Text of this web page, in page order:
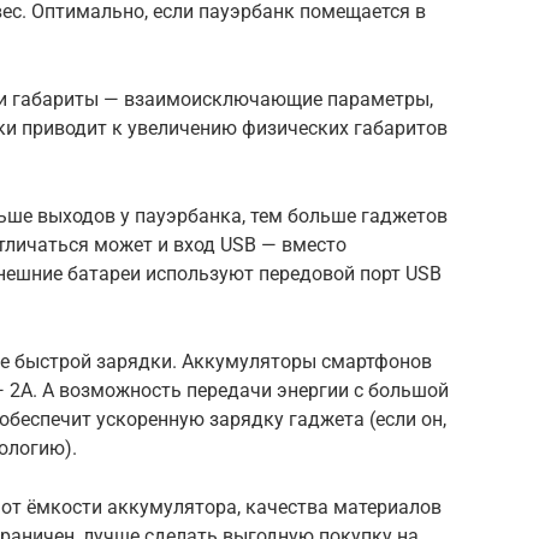
Оптимально, если пауэрбанк помещается в
габариты — взаимоисключающие параметры,
приводит к увеличению физических габаритов
выходов у пауэрбанка, тем больше гаджетов
может и вход USB — вместо
батареи используют передовой порт USB
быстрой зарядки. Аккумуляторы смартфонов
А возможность передачи энергии с большой
ускоренную зарядку гаджета (если он,
ёмкости аккумулятора, качества материалов